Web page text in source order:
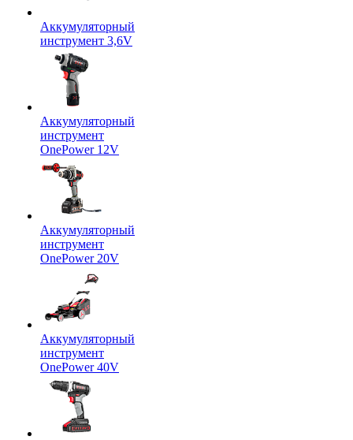
Аккумуляторный
инструмент 3,6V
Аккумуляторный
инструмент
OnePower 12V
Аккумуляторный
инструмент
OnePower 20V
Аккумуляторный
инструмент
OnePower 40V